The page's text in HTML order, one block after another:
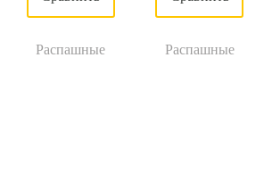
Распашные Распашные